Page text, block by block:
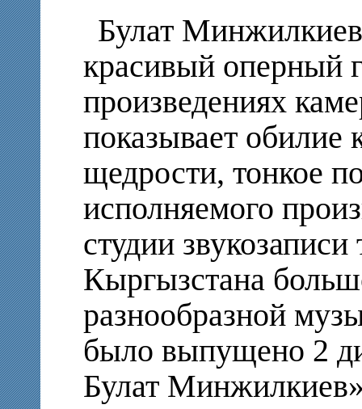
Булат
красивый оперный
произведениях
показывает обилие
щедрости, тонкое
исполняемого
студии
Кыргызстана
разнообразной
было выпущено 2
Булат